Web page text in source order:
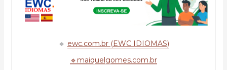
🔹 ewc.com.br (EWC IDIOMAS)
🔹maiquelgomes.com.br